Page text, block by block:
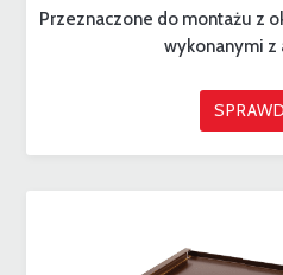
Przeznaczone do montażu z
wykonanymi z